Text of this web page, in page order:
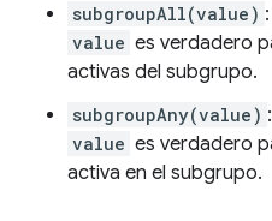
subgroupAll(value)
value es verdadero
activas del subgrupo.
subgroupAny(value)
value es verdadero
activa en el subgrupo.